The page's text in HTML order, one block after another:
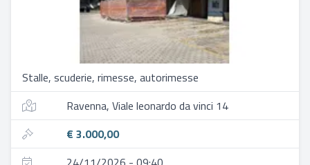
Stalle, scuderie, rimesse, autorimesse
Ravenna, Viale leonardo da vinci 14
€ 3.000,00